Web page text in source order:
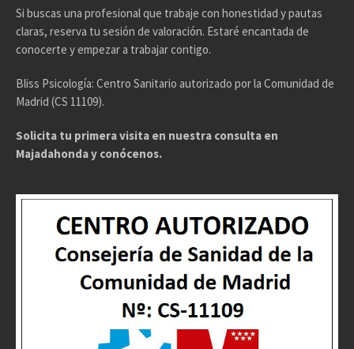
Si buscas una profesional que trabaje con honestidad y pautas
claras, reserva tu sesión de valoración. Estaré encantada de
conocerte y empezar a trabajar contigo.
Bliss Psicología: Centro Sanitario autorizado por la Comunidad de
Madrid (CS 11109).
Solicita tu primera visita en nuestra consulta en
Majadahonda y conócenos.